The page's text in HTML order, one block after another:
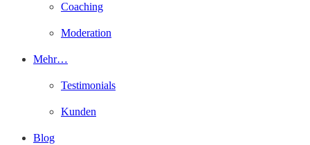
Coaching
Moderation
Mehr…
Testimonials
Kunden
Blog